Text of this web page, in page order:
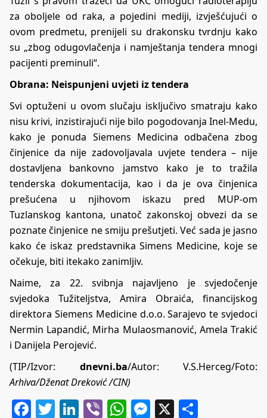
za oboljele od raka, a pojedini mediji, izvješćujući o
ovom predmetu, prenijeli su drakonsku tvrdnju kako
su „zbog odugovlačenja i namještanja tendera mnogi
pacijenti preminuli“.
Obrana: Neispunjeni uvjeti iz tendera
Svi optuženi u ovom slučaju isključivo smatraju kako
nisu krivi, inzistirajući nije bilo pogodovanja Inel-Medu,
kako je ponuda Siemens Medicina odbačena zbog
činjenice da nije zadovoljavala uvjete tendera – nije
dostavljena bankovno jamstvo kako je to tražila
tenderska dokumentacija, kao i da je ova činjenica
prešućena u njihovom iskazu pred MUP-om
Tuzlanskog kantona, unatoč zakonskoj obvezi da se
poznate činjenice ne smiju prešutjeti. Već sada je jasno
kako će iskaz predstavnika Simens Medicine, koje se
očekuje, biti itekako zanimljiv.
Naime, za 22. svibnja najavljeno je svjedočenje
svjedoka Tužiteljstva, Amira Obraića, financijskog
direktora Siemens Medicine d.o.o. Sarajevo te svjedoci
Nermin Lapandić, Mirha Mulaosmanović, Amela Trakić
i Danijela Perojević.
(TIP/Izvor: dnevni.ba/Autor: V.S.Herceg/Foto:
Arhiva/Dženat Dreković /CIN)
Facebook
Twitter
LinkedIn
ViberWhatsApp
Messenger
X